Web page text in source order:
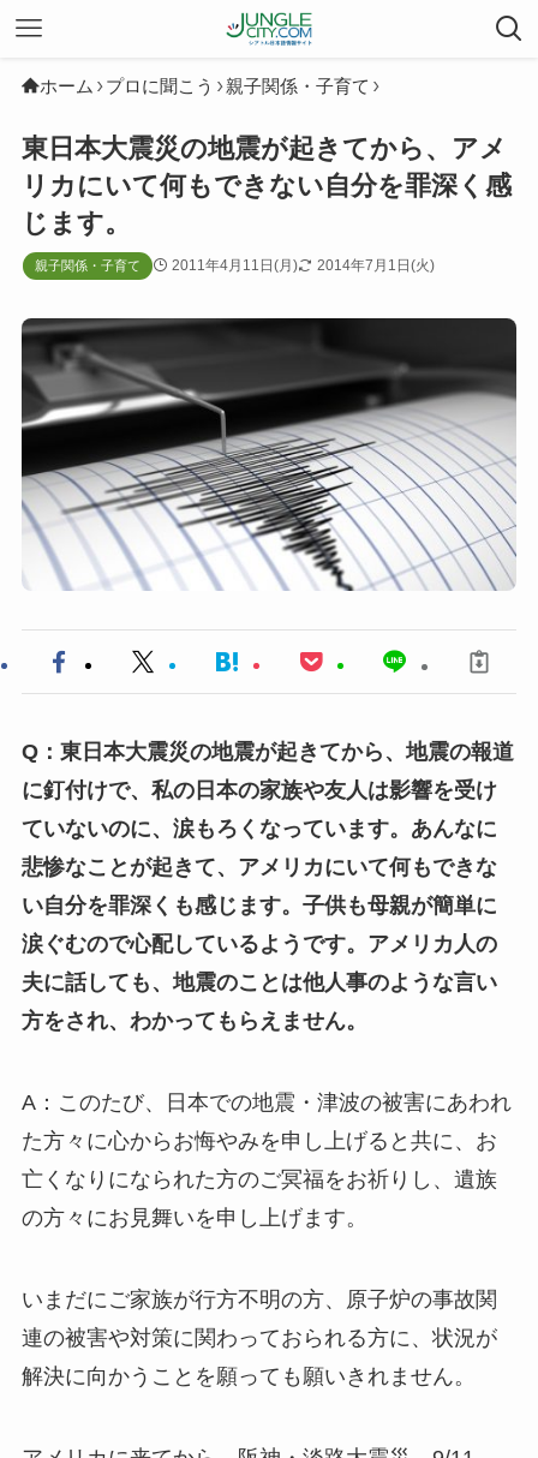
ホーム プロに聞こう 親子関係・子育て
東日本大震災の地震が起きてから、アメ
リカにいて何もできない自分を罪深く感
じます。
親子関係・子育て 2011年4月11日(月) 2014年7月1日(火)
Q：東日本大震災の地震が起きてから、地震の報道
に釘付けで、私の日本の家族や友人は影響を受け
ていないのに、涙もろくなっています。あんなに
悲惨なことが起きて、アメリカにいて何もできな
い自分を罪深くも感じます。子供も母親が簡単に
涙ぐむので心配しているようです。アメリカ人の
夫に話しても、地震のことは他人事のような言い
方をされ、わかってもらえません。
A：このたび、日本での地震・津波の被害にあわれ
た方々に心からお悔やみを申し上げると共に、お
亡くなりになられた方のご冥福をお祈りし、遺族
の方々にお見舞いを申し上げます。
いまだにご家族が行方不明の方、原子炉の事故関
連の被害や対策に関わっておられる方に、状況が
解決に向かうことを願っても願いきれません。